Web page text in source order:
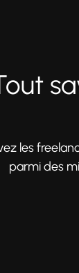
les
parmi des